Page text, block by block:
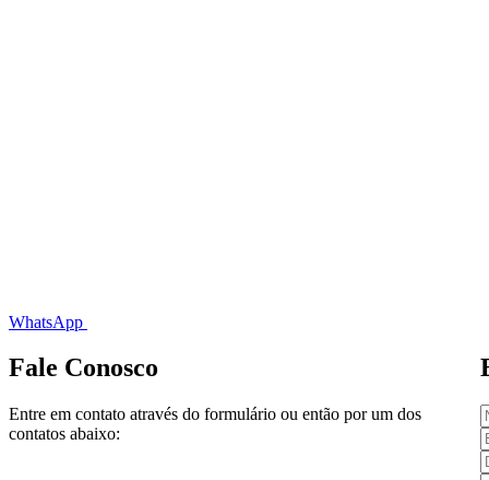
WhatsApp
Fale Conosco
Entre em contato através do formulário ou então por um dos
contatos abaixo: